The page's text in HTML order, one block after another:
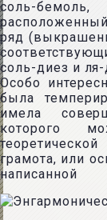
соль-
ряд
соль-диез и ля-
Особо
была
имела
которого
грамота, или